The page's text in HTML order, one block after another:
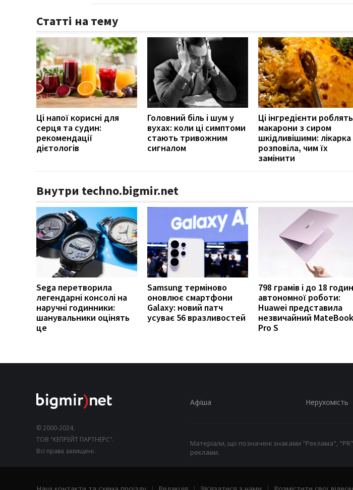
Статті на тему
Ці напої корисні для
серця та судин:
рекомендації
дієтологів
Головний біль і шум у
вухах: коли ці симптоми
стають тривожним
сигналом
Ці інгредієнти роблять
макарони з сиром
шкідливішими: лікарка
розповіла, чим їх
замінити
Внутри techno.bigmir.net
Sega перетворила
легендарні консолі на
наручні годинники:
шанувальники оцінять
це
Samsung терміново
оновлює смартфони
Galaxy: новий патч
усуває 56 вразливостей
798 грамів і до 18 годин
автономної роботи:
Huawei представила
незвичайний MateBook
Pro S
© 2000-2024,
ТОВ "КЕПРЕЙТ ПАРТНЕРС".
Всі права захищені.
Афіша Нерухомість
Матеріали, що позначені знаками "Реклама",
реклами.